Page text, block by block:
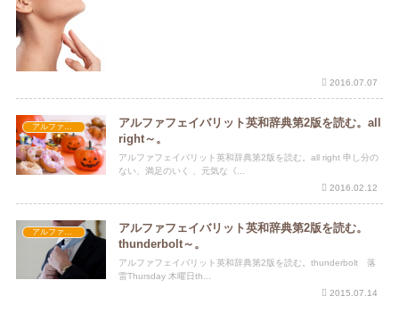
2016.07.07
アルファフェイバリット英和辞典第2版を読む。all
right～。
アルファフェイバリット英和辞典第2版を読む。all right 申し分の
ない、満足のいく 、元気な《...
2016.02.12
アルファフェイバリット英和辞典第2版を読む。
thunderbolt～。
アルファフェイバリット英和辞典第2版を読む。thunderbolt 落
雷Thursday 木曜日th...
2015.07.14